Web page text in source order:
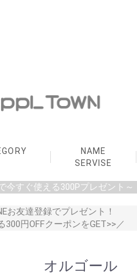
NAME
SERVISE
無料名入れサービス
名入れキーホルダー
名入れプレート
今すぐ使える300Pプレゼント～
お友達登録でプレゼント！
300円OFFクーポンをGET>>／
オルゴール